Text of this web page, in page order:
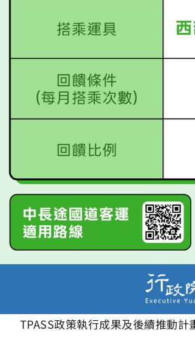
TPASS政策執行成果及後續推動計